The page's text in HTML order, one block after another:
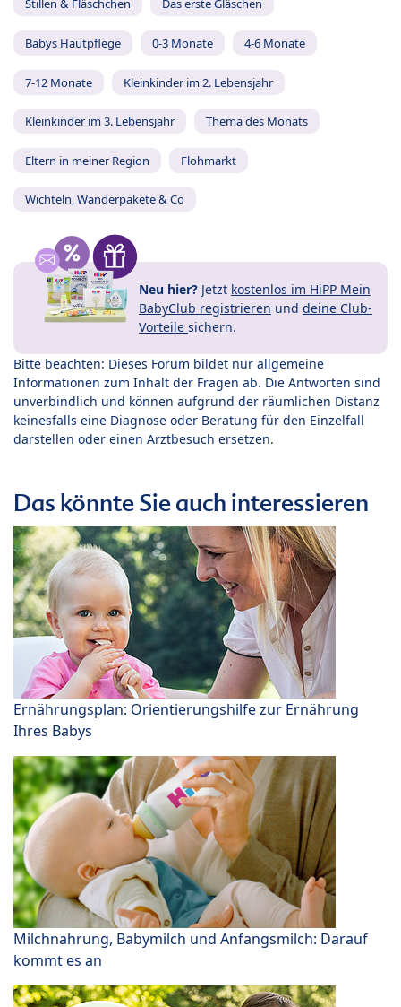
Stillen & Fläschchen Das erste Gläschen
Babys Hautpflege 0-3 Monate 4-6 Monate
7-12 Monate Kleinkinder im 2. Lebensjahr
Kleinkinder im 3. Lebensjahr Thema des Monats
Eltern in meiner Region Flohmarkt
Wichteln, Wanderpakete & Co
Neu hier? Jetzt kostenlos im HiPP Mein
BabyClub registrieren und deine Club-
Vorteile sichern.
Bitte beachten: Dieses Forum bildet nur allgemeine
Informationen zum Inhalt der Fragen ab. Die Antworten sind
unverbindlich und können aufgrund der räumlichen Distanz
keinesfalls eine Diagnose oder Beratung für den Einzelfall
darstellen oder einen Arztbesuch ersetzen.
Das könnte Sie auch interessieren
Ernährungsplan: Orientierungshilfe zur Ernährung
Ihres Babys
Milchnahrung, Babymilch und Anfangsmilch: Darauf
kommt es an